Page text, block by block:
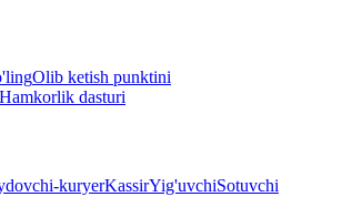
Olib ketish punktini
Hamkorlik dasturi
kuryerKassirYig'uvchiSotuvchi